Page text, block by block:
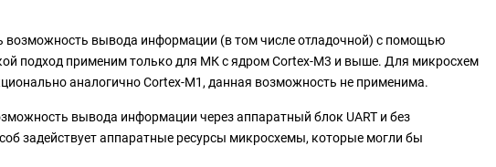
возможность вывода информации (в том числе отладочной) с помощью
подход применим только для МК с ядром Cortex-M3 и выше. Для микросхем
аналогично Cortex-M1, данная возможность не применима.
вывода информации через аппаратный блок UART и без
задействует аппаратные ресурсы микросхемы, которые могли бы